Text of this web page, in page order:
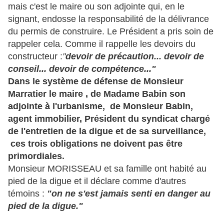
mais c'est le maire ou son adjointe qui, en le
signant, endosse la responsabilité de la délivrance
du permis de construire. Le Président a pris soin de
rappeler cela. Comme il rappelle les devoirs du
constructeur :"devoir de précaution... devoir de
conseil... devoir de compétence..."
Dans le système de défense de Monsieur
Marratier le maire , de Madame Babin son
adjointe à l'urbanisme, de Monsieur Babin,
agent immobilier, Président du syndicat chargé
de l'entretien de la digue et de sa surveillance,
ces trois obligations ne doivent pas être
primordiales.
Monsieur MORISSEAU et sa famille ont habité au
pied de la digue et il déclare comme d'autres
témoins : "on ne s'est jamais senti en danger au
pied de la digue."